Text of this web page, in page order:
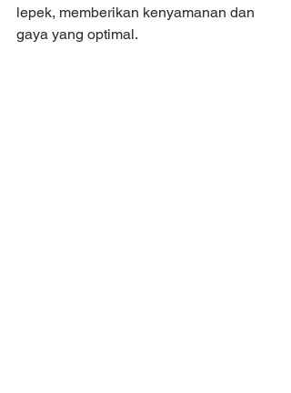
lepek, memberikan kenyamanan dan
gaya yang optimal.